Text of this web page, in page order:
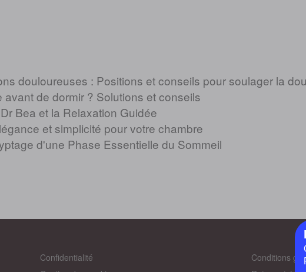
douloureuses : Positions et conseils pour soulager la
de dormir ? Solutions et conseils
Bea et la Relaxation Guidée
et simplicité pour votre chambre
d'une Phase Essentielle du Sommeil
Confidentialité
Conditions